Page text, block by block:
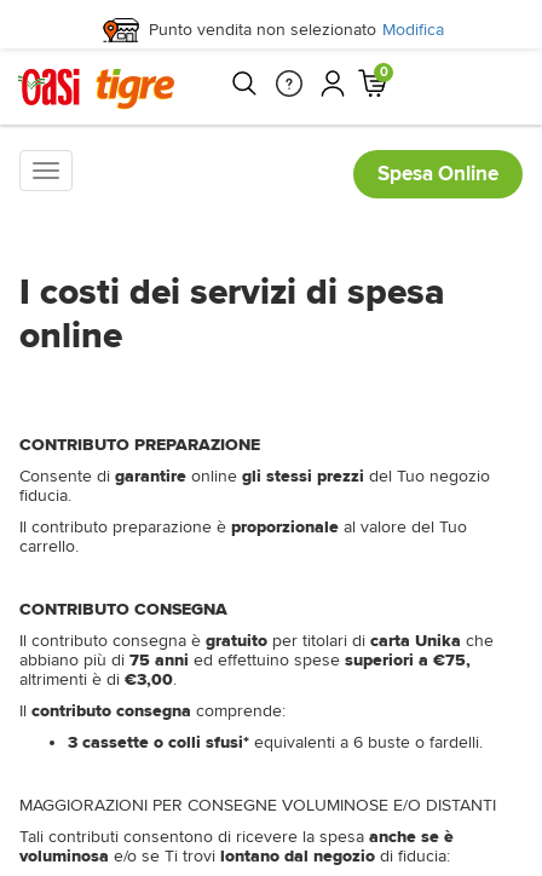
Punto vendita non selezionato Modifica
0
Toggle
navigation
Spesa Online
I costi dei servizi di spesa
online
CONTRIBUTO PREPARAZIONE
Consente di garantire online gli stessi prezzi del Tuo negozio
fiducia.
Il contributo preparazione è proporzionale al valore del Tuo
carrello.
CONTRIBUTO CONSEGNA
Il contributo consegna è gratuito per titolari di carta Unika che
abbiano più di 75 anni ed effettuino spese superiori a €75,
altrimenti è di €3,00.
Il contributo consegna comprende:
3 cassette o colli sfusi* equivalenti a 6 buste o fardelli.
MAGGIORAZIONI PER CONSEGNE VOLUMINOSE E/O DISTANTI
Tali contributi consentono di ricevere la spesa anche se è
voluminosa e/o se Ti trovi lontano dal negozio di fiducia: